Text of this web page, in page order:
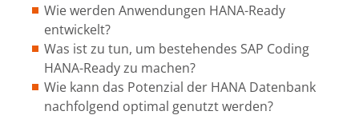
Wie werden Anwendungen HANA-Ready
entwickelt?
Was ist zu tun, um bestehendes SAP Coding
HANA-Ready zu machen?
Wie kann das Potenzial der HANA Datenbank
nachfolgend optimal genutzt werden?